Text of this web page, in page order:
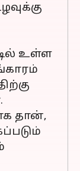
உள்ள
தான்,